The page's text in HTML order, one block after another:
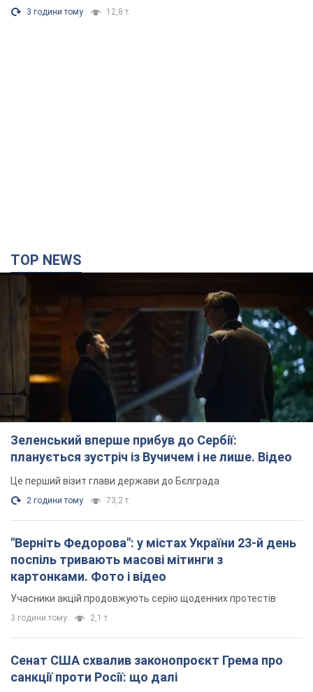
3 години тому 12,8 т.
TOP NEWS
Зеленський вперше прибув до Сербії:
планується зустріч із Вучичем і не лише. Відео
Це перший візит глави держави до Бєлграда
2 години тому 73,2 т.
"Верніть Федорова": у містах України 23-й день
поспіль тривають масові мітинги з
картонками. Фото і відео
Учасники акцій продовжують серію щоденних протестів
3 години тому 2,1 т.
Сенат США схвалив законопроєкт Грема про
санкції проти Росії: що далі